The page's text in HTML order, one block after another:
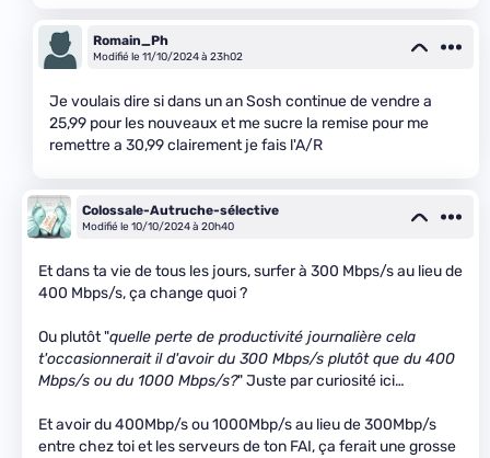
Romain_Ph
Modifié le 11/10/2024 à 23h02
Je voulais dire si dans un an Sosh continue de vendre a
25,99 pour les nouveaux et me sucre la remise pour me
remettre a 30,99 clairement je fais l'A/R
Colossale-Autruche-sélective
Modifié le 10/10/2024 à 20h40
Et dans ta vie de tous les jours, surfer à 300 Mbps/s au lieu de
400 Mbps/s, ça change quoi ?
Ou plutôt "quelle perte de productivité journalière cela
t'occasionnerait il d'avoir du 300 Mbps/s plutôt que du 400
Mbps/s ou du 1000 Mbps/s?" Juste par curiosité ici…
Et avoir du 400Mbp/s ou 1000Mbp/s au lieu de 300Mbp/s
entre chez toi et les serveurs de ton FAI, ça ferait une grosse